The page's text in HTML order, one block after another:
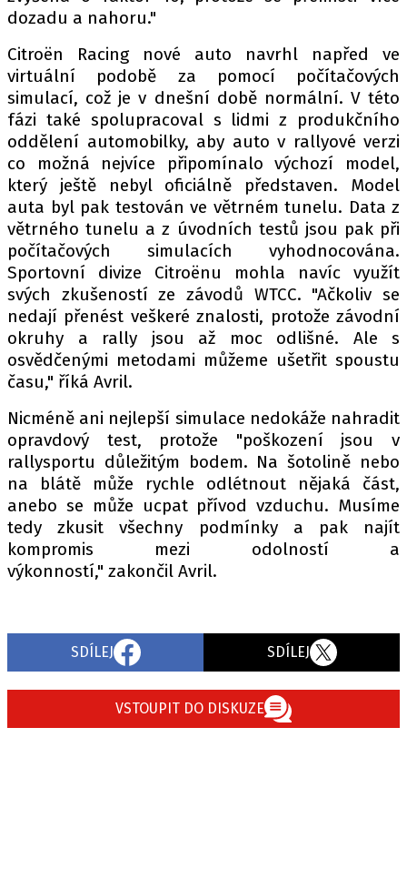
dozadu a nahoru."
Citroën Racing nové auto navrhl napřed ve
virtuální podobě za pomocí počítačových
simulací, což je v dnešní době normální. V této
fázi také spolupracoval s lidmi z produkčního
oddělení automobilky, aby auto v rallyové verzi
co možná nejvíce připomínalo výchozí model,
který ještě nebyl oficiálně představen. Model
auta byl pak testován ve větrném tunelu. Data z
větrného tunelu a z úvodních testů jsou pak při
počítačových simulacích vyhodnocována.
Sportovní divize Citroënu mohla navíc využít
svých zkušeností ze závodů WTCC. "Ačkoliv se
nedají přenést veškeré znalosti, protože závodní
okruhy a rally jsou až moc odlišné. Ale s
osvědčenými metodami můžeme ušetřit spoustu
času," říká Avril.
Nicméně ani nejlepší simulace nedokáže nahradit
opravdový test, protože "poškození jsou v
rallysportu důležitým bodem. Na šotolině nebo
na blátě může rychle odlétnout nějaká část,
anebo se může ucpat přívod vzduchu. Musíme
tedy zkusit všechny podmínky a pak najít
kompromis mezi odolností a
výkonností," zakončil Avril.
SDÍLEJ SDÍLEJ
VSTOUPIT DO DISKUZE